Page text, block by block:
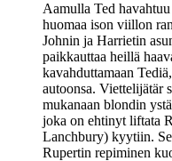
Aamulla Ted
huomaa ison viillon
Johnin ja Harrietin
paikkauttaa heillä
kavahduttamaan
autoonsa. Viettelijätär
mukanaan blondin
joka on ehtinyt liftata
Lanchbury) kyytiin.
Rupertin repiminen